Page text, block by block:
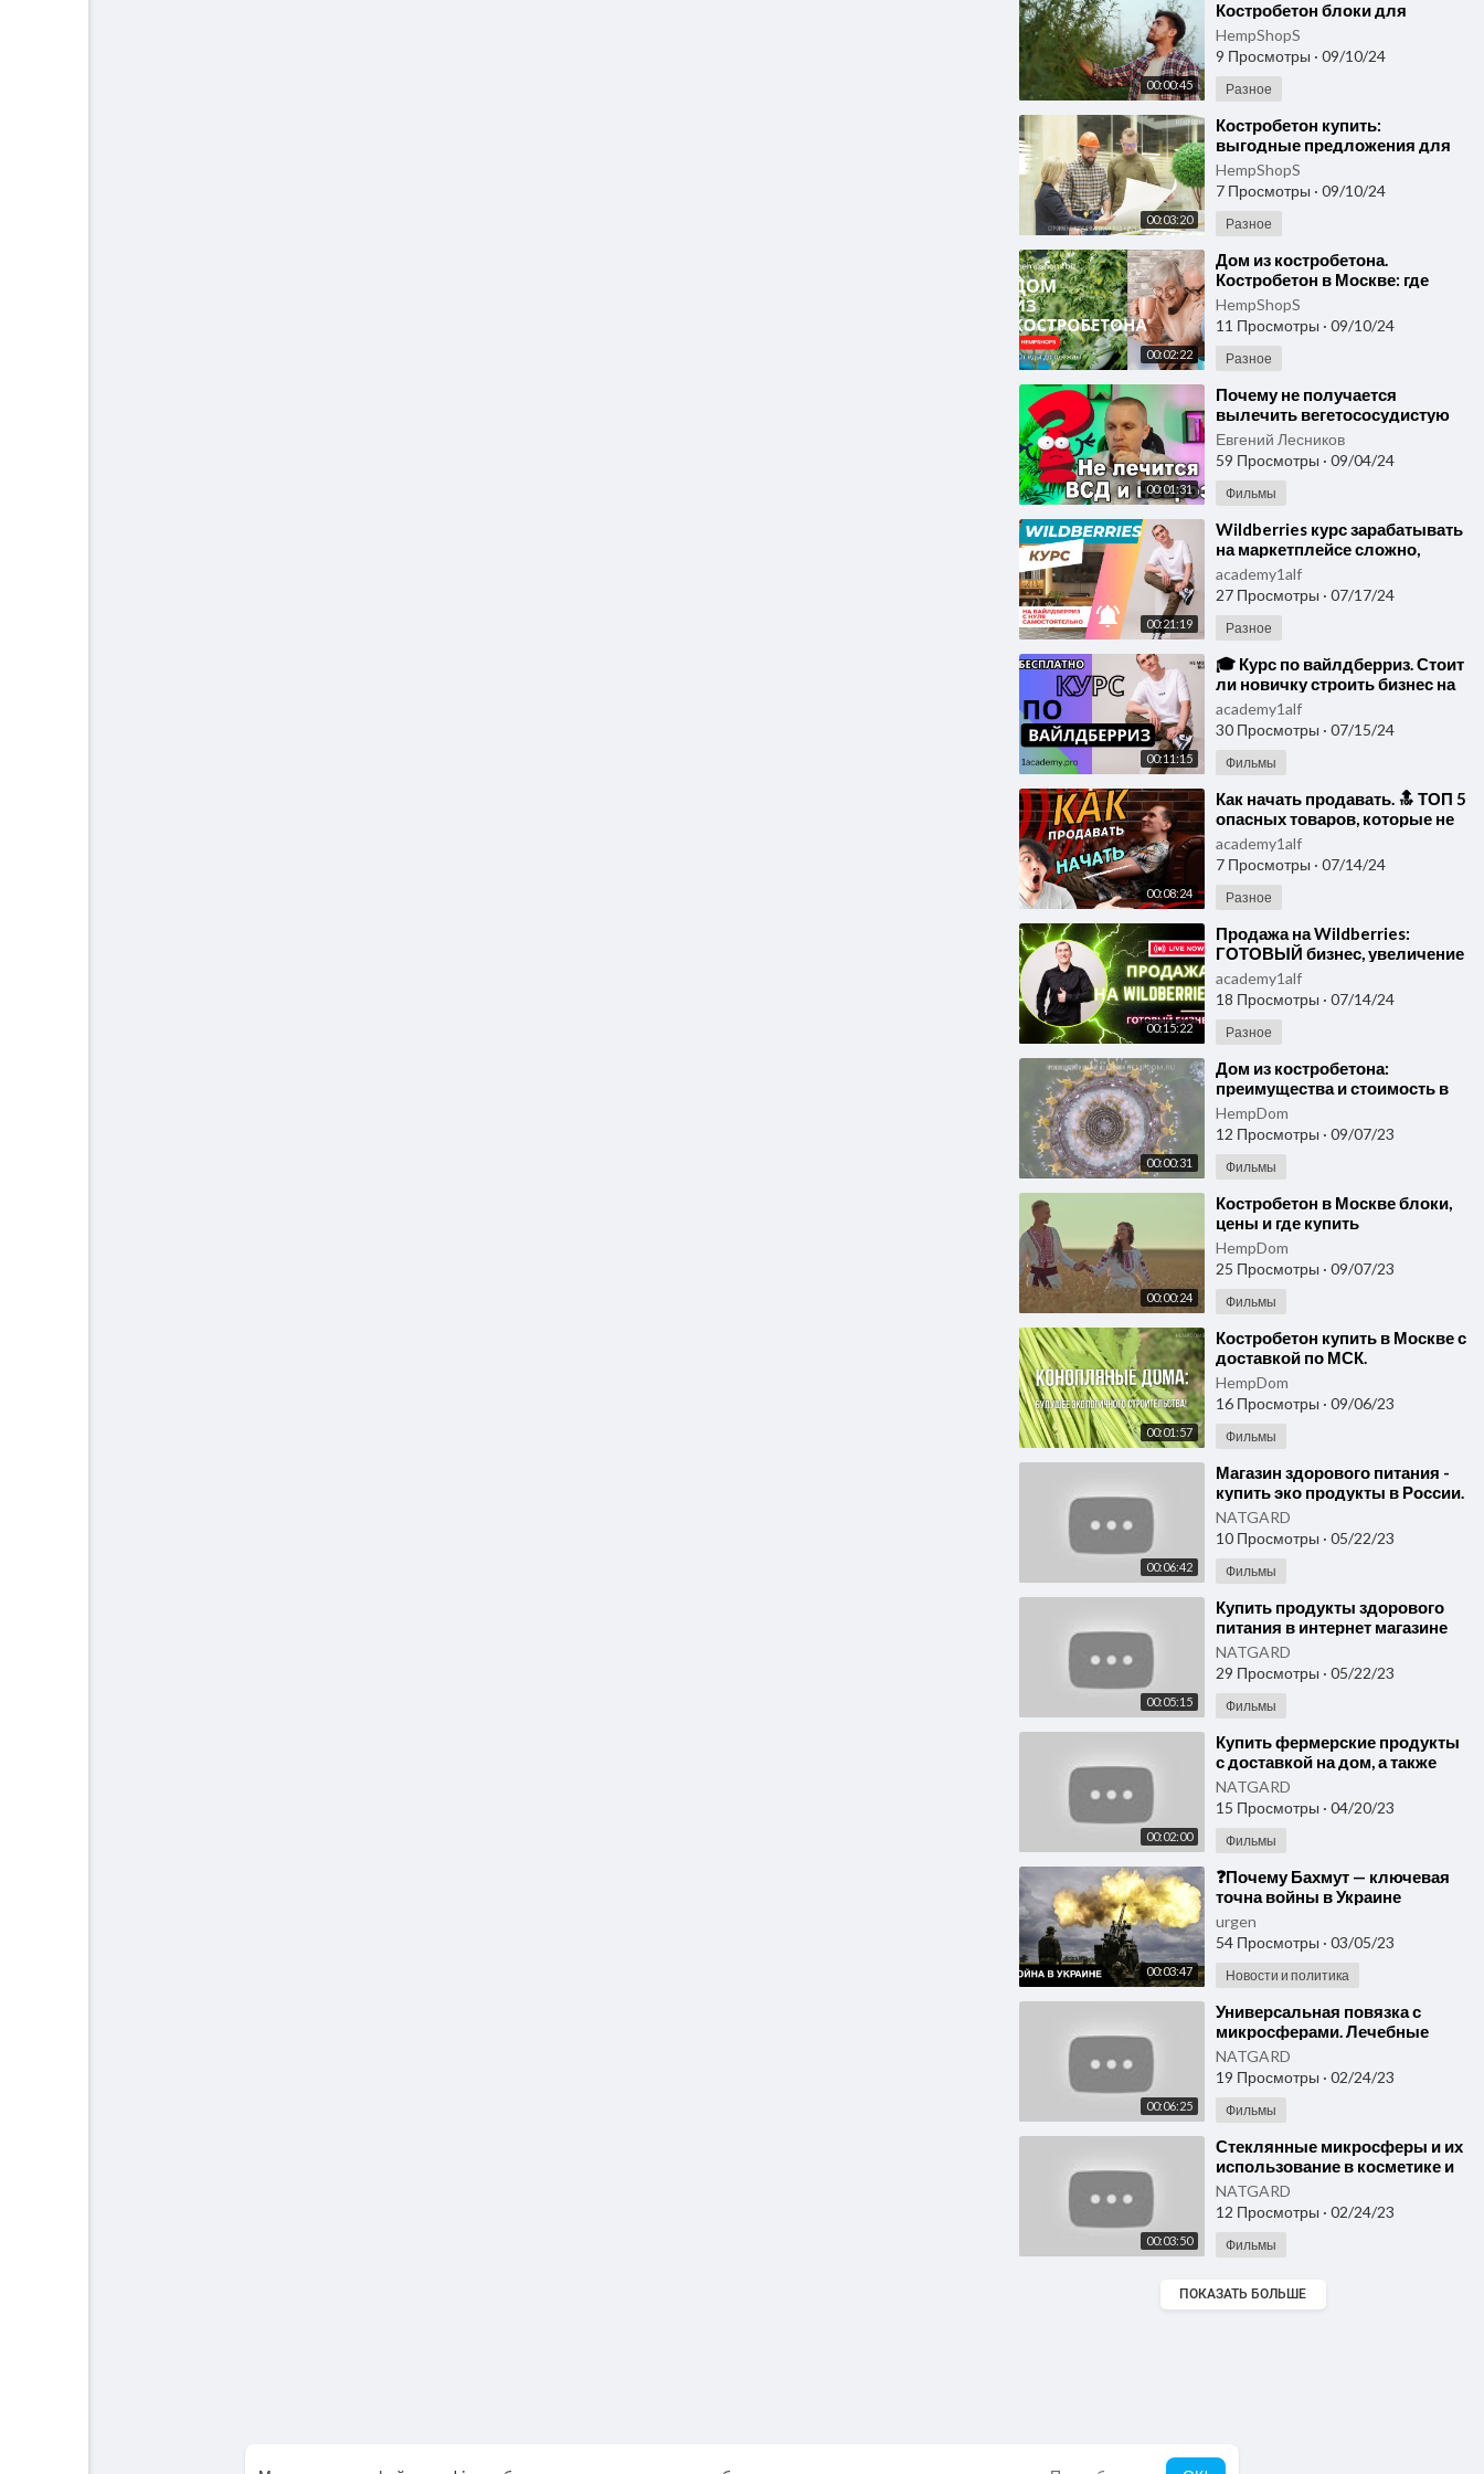
00:00:45
Костробетон блоки для
строительства: где купить в
Москве
HempShopS
9 Просмотры · 09/10/24
Разное
00:03:20
⁣Костробетон купить:
выгодные предложения для
строительства экологичного
дома
HempShopS
7 Просмотры · 09/10/24
Разное
00:02:22
⁣Дом из костробетона.
Костробетон в Москве: где
купить по выгодной цене для
строительства дома.
HempShopS
11 Просмотры · 09/10/24
Разное
00:01:31
⁣Почему не получается
вылечить вегетососудистую
дистонию (ВСД) и невроз.
Евгений Лесников
59 Просмотры · 09/04/24
Фильмы
00:21:19
⁣Wildberries курс зарабатывать
на маркетплейсе сложно,
почему не платят, смена
статуса на ИП.
academy1alf
27 Просмотры · 07/17/24
Разное
00:11:15
⁣🎓 Курс по вайлдберриз. Стоит
ли новичку строить бизнес на
маркетплейсах Wildberries и
Ozon в 2024 г.
academy1alf
30 Просмотры · 07/15/24
Фильмы
00:08:24
⁣Как начать продавать. 🔝 ТОП 5
опасных товаров, которые не
стоит продавать на
маркетплейсах.
academy1alf
7 Просмотры · 07/14/24
Разное
00:15:22
⁣Продажа на Wildberries:
ГОТОВЫЙ бизнес, увеличение
продаж. Почему 2 карточки
лучше одной?
academy1alf
18 Просмотры · 07/14/24
Разное
00:00:31
⁣Дом из костробетона:
преимущества и стоимость в
Москве. Костробетон блоки
купить Конопляный в Москве
HempDom
12 Просмотры · 09/07/23
Фильмы
00:00:24
⁣Костробетон в Москве блоки,
цены и где купить
HempDom
25 Просмотры · 09/07/23
Фильмы
00:01:57
⁣Костробетон купить в Москве с
доставкой по МСК.
Конопляные дома: Будущее
экологичного строительства!
HempDom
16 Просмотры · 09/06/23
Фильмы
00:06:42
⁣Магазин здорового питания -
купить эко продукты в России.
И бытовые изделия с
микросферами. NatGard
NATGARD
10 Просмотры · 05/22/23
Фильмы
00:05:15
⁣Купить продукты здорового
питания в интернет магазине
NatGard, а также изделия из
микросфер.
NATGARD
29 Просмотры · 05/22/23
Фильмы
00:02:00
⁣Купить фермерские продукты
с доставкой на дом, а также
бытовые изделия с
микросферами NatGard.
NATGARD
15 Просмотры · 04/20/23
Фильмы
00:03:47
⁣❓Почему Бахмут — ключевая
точна войны в Украине
urgen
54 Просмотры · 03/05/23
Новости и политика
00:06:25
⁣Универсальная повязка с
микросферами. Лечебные
микросферы купить в России.
Видео отзыв, микросферы
NATGARD
19 Просмотры · 02/24/23
Фильмы
00:03:50
⁣Стеклянные микросферы и их
использование в косметике и
уходу за кожей. Микросферы
— купить недорого
NATGARD
12 Просмотры · 02/24/23
Фильмы
ПОКАЗАТЬ БОЛЬШЕ